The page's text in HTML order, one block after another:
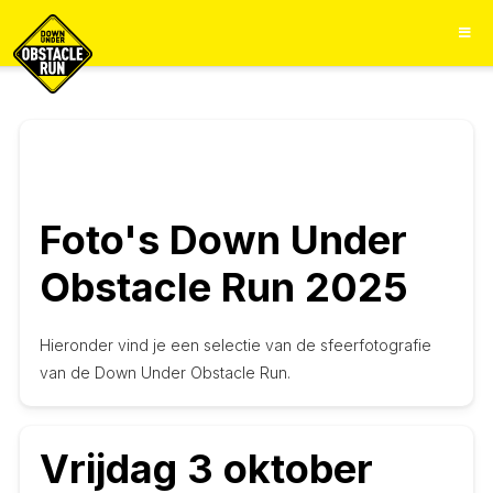
Foto's Down Under
Obstacle Run 2025
Hieronder vind je een selectie van de sfeerfotografie
van de Down Under Obstacle Run.
Vrijdag 3 oktober